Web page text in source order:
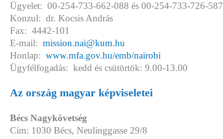
Ügyelet: 00-254-733-662-088 és 00-254-733-726-587
Konzul: dr. Kocsis András
Fax: 4442-101
E-mail: mission.nai@kum.hu
Honlap: www.mfa.gov.hu/emb/nairobi
Ügyfélfogadás: kedd és csütörtök: 9.00-13.00
Az ország magyar képviseletei
Bécs Nagykövetség
Cím: 1030 Bécs, Neulinggasse 29/8